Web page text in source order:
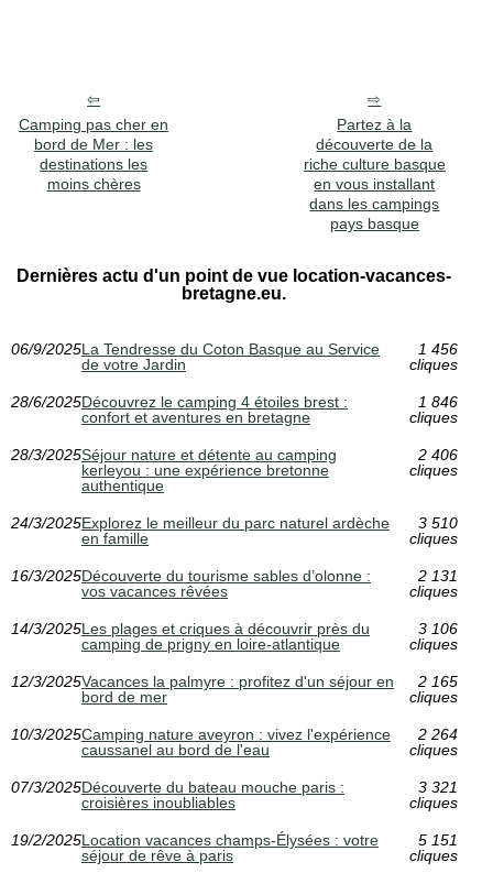
Camping pas cher en
bord de Mer : les
destinations les
moins chères
Partez à la
découverte de la
riche culture basque
en vous installant
dans les campings
pays basque
Dernières actu d'un point de vue location-vacances-
bretagne.eu.
06/9/2025La Tendresse du Coton Basque au Service
de votre Jardin
1 456
cliques
28/6/2025Découvrez le camping 4 étoiles brest :
confort et aventures en bretagne
1 846
cliques
28/3/2025Séjour nature et détente au camping
kerleyou : une expérience bretonne
authentique
2 406
cliques
24/3/2025Explorez le meilleur du parc naturel ardèche
en famille
3 510
cliques
16/3/2025Découverte du tourisme sables d’olonne :
vos vacances rêvées
2 131
cliques
14/3/2025Les plages et criques à découvrir près du
camping de prigny en loire-atlantique
3 106
cliques
12/3/2025Vacances la palmyre : profitez d'un séjour en
bord de mer
2 165
cliques
10/3/2025Camping nature aveyron : vivez l'expérience
caussanel au bord de l'eau
2 264
cliques
07/3/2025Découverte du bateau mouche paris :
croisières inoubliables
3 321
cliques
19/2/2025Location vacances champs-Élysées : votre
séjour de rêve à paris
5 151
cliques